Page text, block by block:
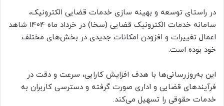
در راستای توسعه و بهینه سازی خدمات قضایی الکترونیک،
سامانه خدمات الکترونیک قضایی (سخا) در خرداد ماه 1404 شاهد
اعمال تغییرات و افزودن امکانات جدیدی در بخش‌های مختلف
خود بوده است.
این به‌روزرسانی‌ها با هدف افزایش کارایی، سرعت و دقت در
فرآیندهای قضایی و اداری صورت گرفته و دسترسی کاربران به
خدمات حقوقی را تسهیل می‌کند.